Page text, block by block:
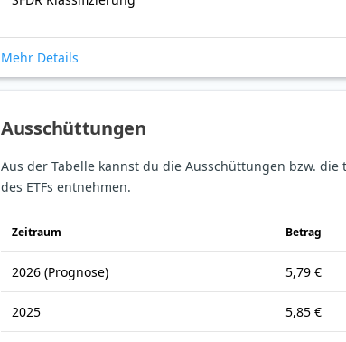
Mehr Details
Ausschüttungen
Aus der Tabelle kannst du die Ausschüttungen bzw.
des ETFs entnehmen.
Zeitraum Betrag
2026 (Prognose) 5,79 €
2025 5,85 €